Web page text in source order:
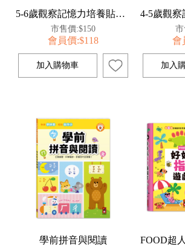
5-6歲觀察記憶力培養貼紙書
市售價:$150
會員價:$118
市
會
學前拼音與閱讀